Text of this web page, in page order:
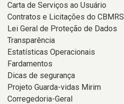
Carta de Serviços ao Usuário
Contratos e Licitações do CBMRS
Lei Geral de Proteção de Dados
Transparência
Estatísticas Operacionais
Fardamentos
Dicas de segurança
Projeto Guarda-vidas Mirim
Corregedoria-Geral